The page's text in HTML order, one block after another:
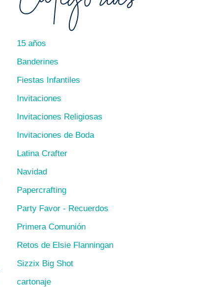
15 años
Banderines
Fiestas Infantiles
Invitaciones
Invitaciones Religiosas
Invitaciones de Boda
Latina Crafter
Navidad
Papercrafting
Party Favor - Recuerdos
Primera Comunión
Retos de Elsie Flanningan
Sizzix Big Shot
cartonaje